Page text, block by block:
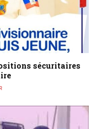
sécuritaires